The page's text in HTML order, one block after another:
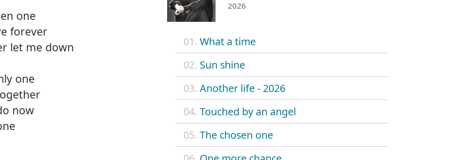
2026
01. What a time
02. Sun shine
03. Another life - 2026
04. Touched by an angel
05. The chosen one
one
forever
let me down
one
now